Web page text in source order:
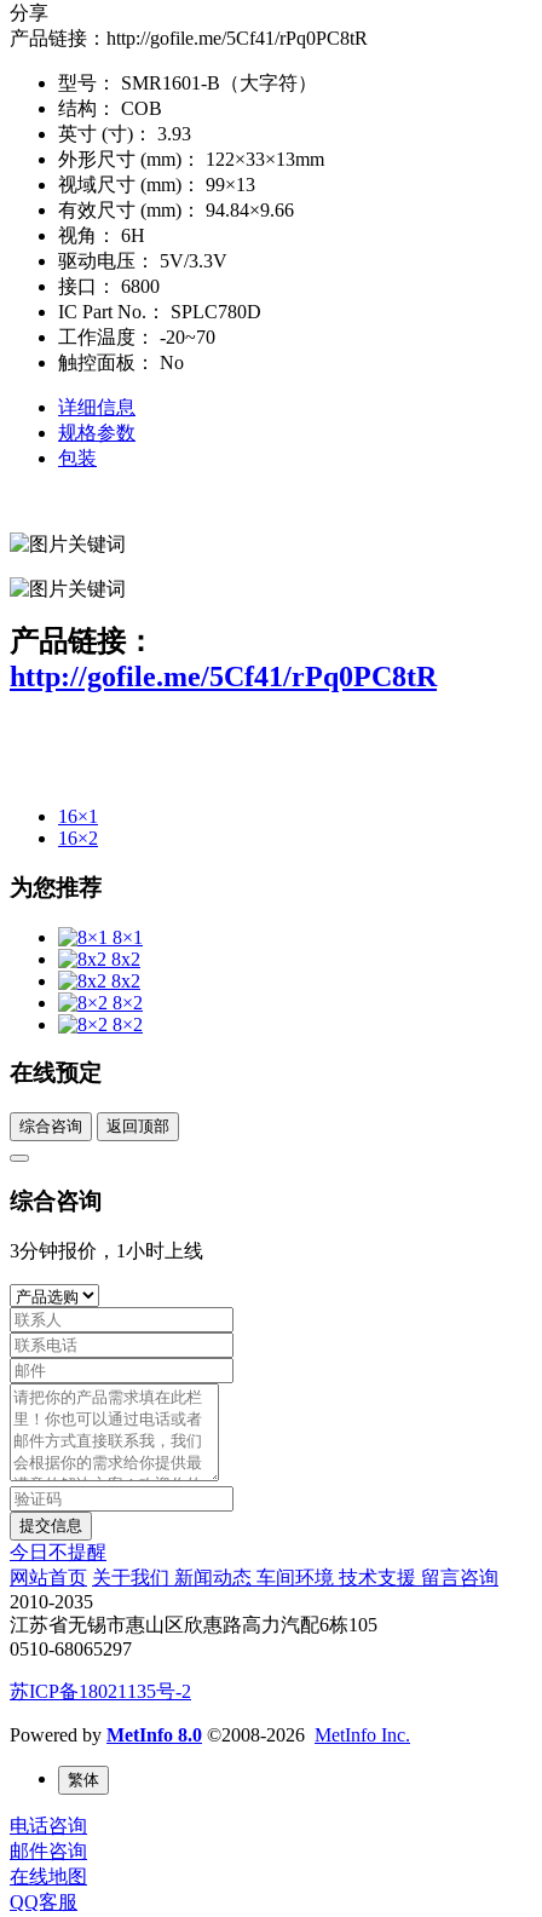
分享
产品链接：http://gofile.me/5Cf41/rPq0PC8tR
型号：
SMR1601-B（大字符）
结构：
COB
英寸 (寸)：
3.93
外形尺寸 (mm)：
122×33×13mm
视域尺寸 (mm)：
99×13
有效尺寸 (mm)：
94.84×9.66
视角：
6H
驱动电压：
5V/3.3V
接口：
6800
IC Part No.：
SPLC780D
工作温度：
-20~70
触控面板：
No
详细信息
规格参数
包装
产品链接：
http://gofile.me/5Cf41/rPq0PC8tR
16×1
16×2
为您推荐
8×1
8x2
8x2
8×2
8×2
在线预定
综合咨询 返回顶部
综合咨询
3分钟报价，1小时上线
提交信息
今日不提醒
网站首页 关于我们 新闻动态 车间环境 技术支援 留言咨询
2010-2035
江苏省无锡市惠山区欣惠路高力汽配6栋105
0510-68065297
苏ICP备18021135号-2
Powered by MetInfo 8.0 ©2008-2026 MetInfo Inc.
繁体
电话咨询
邮件咨询
在线地图
QQ客服